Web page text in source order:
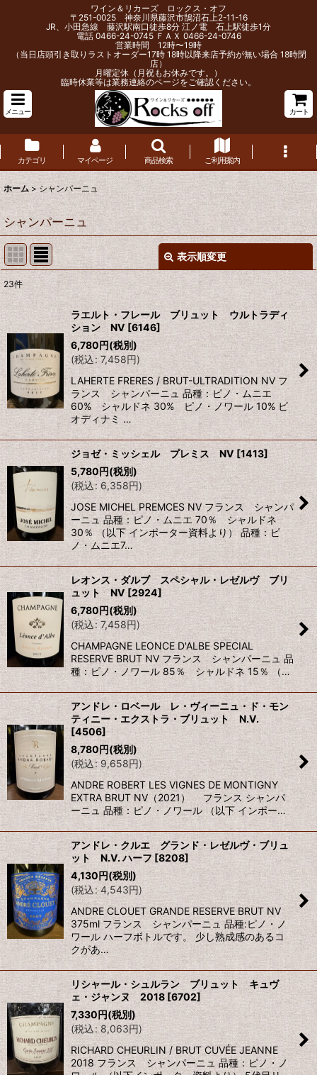
ワイン＆リカーズ ロックス・オフ
〒251-0025 神奈川県藤沢市鵠沼石上2-11-16
JR、小田急線 藤沢駅南口徒歩8分 江ノ電 石上駅徒歩1分
電話 0466-24-0745 ＦＡＸ 0466-24-0746
営業時間 12時〜19時
（当日店頭引き取りラストオーダー17時 18時以降来店予約が無い場合 18時閉
店）
月曜定休（月祝もお休みです。）
臨時休業等は業務連絡のページをご確認ください。
メニュー カート
カテゴリ マイページ 商品検索 ご利用案内
ホーム > シャンパーニュ
シャンパーニュ
表示順変更
表示数 :
並び順:
絞り込む
23件
ラエルト・フレール ブリュット ウルトラディ
ション NV [6146]
6,780円(税別)
(税込: 7,458円)
LAHERTE FRERES / BRUT-ULTRADITION NV フ
ランス シャンパーニュ 品種：ピノ・ムニエ
60% シャルドネ 30% ピノ・ノワール 10% ビ
オディナミ …
ジョゼ・ミッシェル プレミス NV [1413]
5,780円(税別)
(税込: 6,358円)
JOSE MICHEL PREMCES NV フランス シャンパ
ーニュ 品種：ピノ・ムニエ 70％ シャルドネ
30％ （以下 インポーター資料より） 品種：ピ
ノ・ムニエ7…
レオンス・ダルブ スペシャル・レゼルヴ ブリ
ュット NV [2924]
6,780円(税別)
(税込: 7,458円)
CHAMPAGNE LEONCE D'ALBE SPECIAL
RESERVE BRUT NV フランス シャンパーニュ 品
種：ピノ・ノワール 85％ シャルドネ 15％ （…
アンドレ・ロベール レ・ヴィーニュ・ド・モン
ティニー・エクストラ・ブリュット N.V.
[4506]
8,780円(税別)
(税込: 9,658円)
ANDRE ROBERT LES VIGNES DE MONTIGNY
EXTRA BRUT NV（2021） フランス シャンパ
ーニュ 品種：ピノ・ノワール （以下 インポー…
アンドレ・クルエ グランド・レゼルヴ・ブリュ
ット N.V. ハーフ [8208]
4,130円(税別)
(税込: 4,543円)
ANDRE CLOUET GRANDE RESERVE BRUT NV
375ml フランス シャンパーニュ 品種:ピノ・ノ
ワール ハーフボトルです。 少し熟成感のあるコ
クがあ…
リシャール・シュルラン ブリュット キュヴ
ェ・ジャンヌ 2018[6702]
7,330円(税別)
(税込: 8,063円)
RICHARD CHEURLIN / BRUT CUVÉE JEANNE
2018 フランス シャンパーニュ 品種：ピノ・ノ